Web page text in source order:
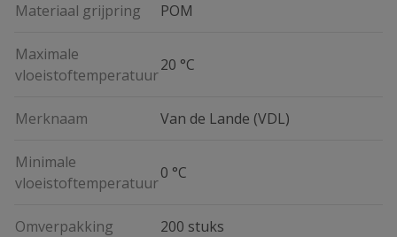
Materiaal grijpring POM
Maximale
vloeistoftemperatuur
20 °C
Merknaam Van de Lande (VDL)
Minimale
vloeistoftemperatuur
0 °C
Omverpakking 200 stuks